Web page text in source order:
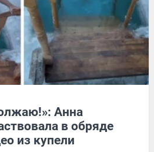
Анна
в обряде
из купели